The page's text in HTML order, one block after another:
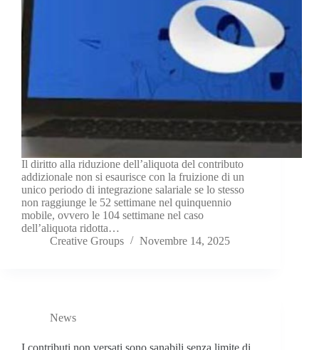
Il diritto alla riduzione dell’aliquota del contributo
addizionale non si esaurisce con la fruizione di un
unico periodo di integrazione salariale se lo stesso
non raggiunge le 52 settimane nel quinquennio
mobile, ovvero le 104 settimane nel caso
dell’aliquota ridotta…
Creative Groups
Novembre 14, 2025
News
I contributi non versati sono sanabili senza limite di